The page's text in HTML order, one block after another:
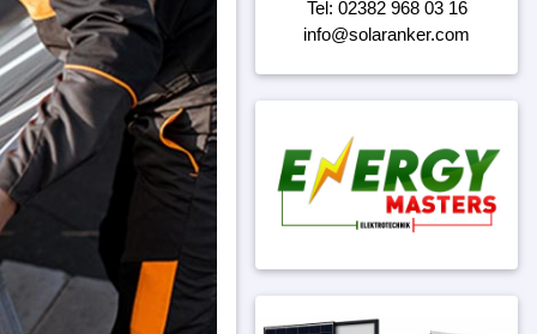
Tel: 02382 968 03 16
info@solaranker.com